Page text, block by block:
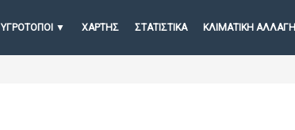
ΥΓΡΟΤΟΠΟΙ ΧΆΡΤΗΣ ΣΤΑΤΙΣΤΙΚΆ ΚΛΙΜΑΤΙΚΗ ΑΛΛΑΓΗ